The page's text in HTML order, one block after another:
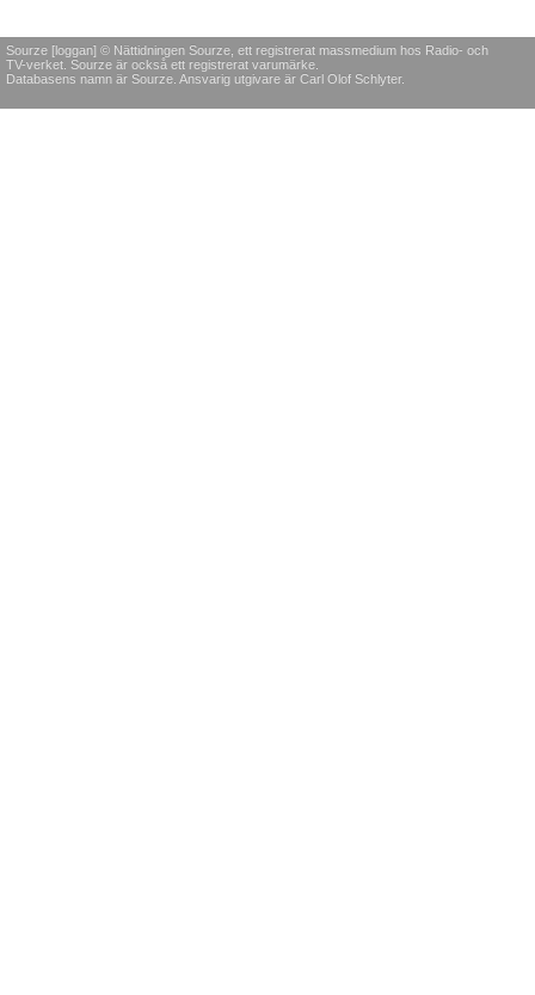
Sourze [loggan] © Nättidningen Sourze, ett registrerat massmedium hos Radio- och
TV-verket. Sourze är också ett registrerat varumärke.
Databasens namn är Sourze. Ansvarig utgivare är Carl Olof Schlyter.